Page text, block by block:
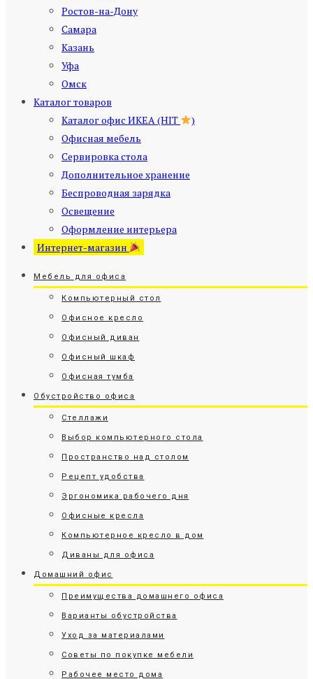
Ростов-на-Дону
Самара
Казань
Уфа
Омск
Каталог товаров
Каталог офис ИКЕА (HIT
)
Офисная мебель
Сервировка стола
Дополнительное хранение
Беспроводная зарядка
Освещение
Оформление интерьера
Интернет-магазин
Мебель для офиса
Компьютерный стол
Офисное кресло
Офисный диван
Офисный шкаф
Офисная тумба
Обустройство офиса
Стеллажи
Выбор компьютерного стола
Пространство над столом
Рецепт удобства
Эргономика рабочего дня
Офисные кресла
Компьютерное кресло в дом
Диваны для офиса
Домашний офис
Преимущества домашнего офиса
Варианты обустройства
Уход за материалами
Советы по покупке мебели
Рабочее место дома